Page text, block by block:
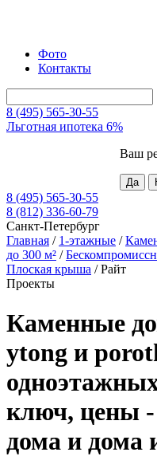
Фото
Контакты
8 (495) 565-30-55
Льготная ипотека 6%
Ваш
8 (495) 565-30-55
8 (812) 336-60-79
Санкт-Петербург
Главная / 1-этажные /
до 300 м² /
Плоская крыша /Райт
Проекты
Каменные
ytong и
ключ, цены -
дома и дома